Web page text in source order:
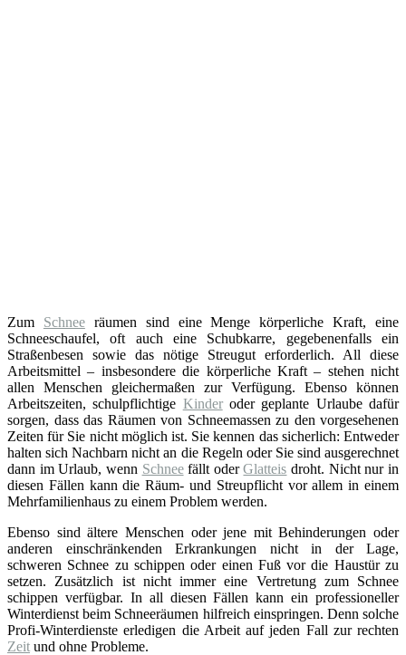
Zum Schneeräumen sind eine Menge körperliche Kraft, eine
Schneeschaufel, oft auch eine Schubkarre, gegebenenfalls ein
Straßenbesen sowie das nötige Streugut erforderlich. All diese
Arbeitsmittel – insbesondere die körperliche Kraft – stehen nicht
allen Menschen gleichermaßen zur Verfügung. Ebenso können
Arbeitszeiten, schulpflichtige Kinderoder geplante Urlaube dafür
sorgen, dass das Räumen von Schneemassen zu den vorgesehenen
Zeiten für Sie nicht möglich ist. Sie kennen das sicherlich: Entweder
halten sich Nachbarn nicht an die Regeln oder Sie sind ausgerechnet
dann im Urlaub, wenn Schneefällt oderGlatteis droht. Nicht nur in
diesen Fällen kann die Räum- und Streupflicht vor allem in einem
Mehrfamilienhaus zu einem Problem werden.
Ebenso sind ältere Menschen oder jene mit Behinderungen oder
anderen einschränkenden Erkrankungen nicht in der Lage,
schweren Schnee zu schippen oder einen Fuß vor die Haustür zu
setzen. Zusätzlich ist nicht immer eine Vertretung zum Schnee
schippen verfügbar. In all diesen Fällen kann ein professioneller
Winterdienst beim Schneeräumen hilfreich einspringen. Denn solche
Profi-Winterdienste erledigen die Arbeit auf jeden Fall zur rechten
Zeit und ohne Probleme.